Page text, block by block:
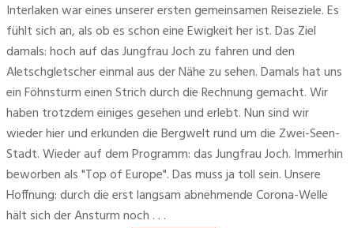
Interlaken war eines unserer ersten gemeinsamen Reiseziele. Es
fühlt sich an, als ob es schon eine Ewigkeit her ist. Das Ziel
damals: hoch auf das Jungfrau Joch zu fahren und den
Aletschgletscher einmal aus der Nähe zu sehen. Damals hat uns
ein Föhnsturm einen Strich durch die Rechnung gemacht. Wir
haben trotzdem einiges gesehen und erlebt. Nun sind wir
wieder hier und erkunden die Bergwelt rund um die Zwei-Seen-
Stadt. Wieder auf dem Programm: das Jungfrau Joch. Immerhin
beworben als "Top of Europe". Das muss ja toll sein. Unsere
Hoffnung: durch die erst langsam abnehmende Corona-Welle
hält sich der Ansturm noch . . .